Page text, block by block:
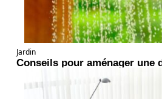
Jardin
Conseils pour aménager une